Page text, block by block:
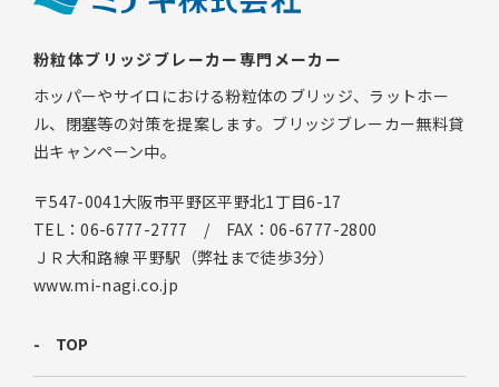
粉粒体ブリッジブレーカー専門メーカー
ホッパーやサイロにおける粉粒体のブリッジ、ラットホー
ル、閉塞等の対策を提案します。ブリッジブレーカー無料貸
出キャンペーン中。
〒547-0041大阪市平野区平野北1丁目6-17
TEL：06-6777-2777 / FAX：06-6777-2800
ＪＲ大和路線 平野駅（弊社まで徒歩3分）
www.mi-nagi.co.jp
TOP